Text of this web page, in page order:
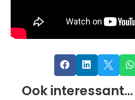
   
Ook interessant…